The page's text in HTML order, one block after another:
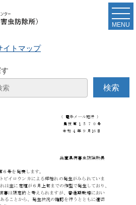
イトマップ
MENU
予察防除情報第６号（トビイ
防除対策について）を発表しま